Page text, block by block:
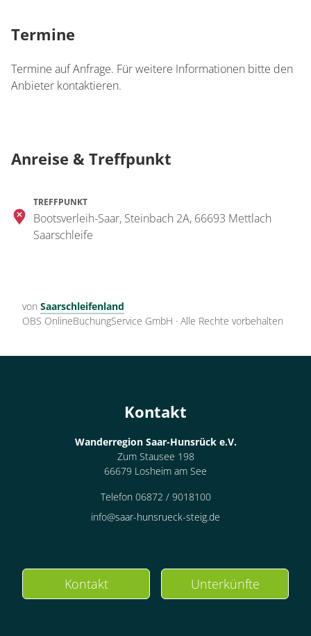
Termine
Termine auf Anfrage. Für weitere Informationen bitte den
Anbieter kontaktieren.
Anreise & Treffpunkt
TREFFPUNKT
Bootsverleih-Saar, Steinbach 2A, 66693 Mettlach
Saarschleife
von Saarschleifenland
OBS OnlineBuchungService GmbH · Alle Rechte vorbehalten
Kontakt
Wanderregion Saar-Hunsrück e.V.
Zum Stausee 198
66679 Losheim am See
Telefon 06872 / 9018100
info@saar-hunsrueck-steig.de
Kontakt Unterkünfte